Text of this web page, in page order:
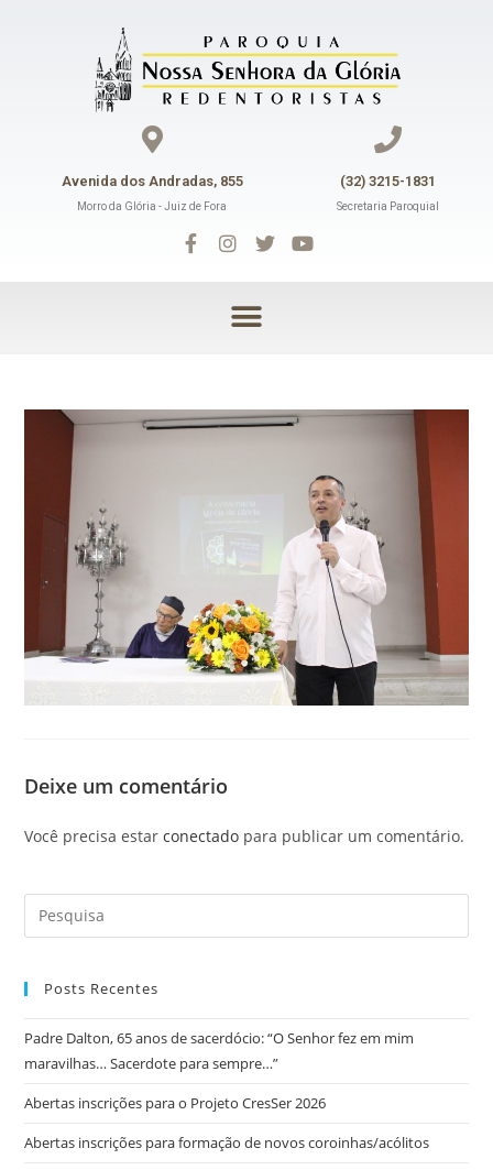
Avenida dos Andradas, 855
Morro da Glória - Juiz de Fora
(32) 3215-1831
Secretaria Paroquial
Deixe um comentário
Você precisa estarconectado para publicar um comentário.
Posts Recentes
Padre Dalton, 65 anos de sacerdócio: “O Senhor fez em mim
maravilhas… Sacerdote para sempre…”
Abertas inscrições para o Projeto CresSer 2026
Abertas inscrições para formação de novos coroinhas/acólitos